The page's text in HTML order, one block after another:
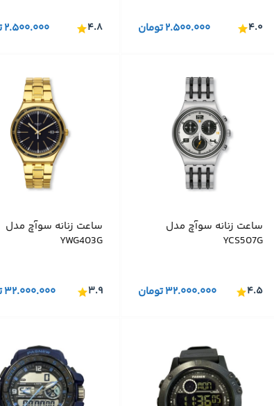
۲.۵۰۰.۰۰۰تومان ۴.۰ ۲.۵۰۰.۰۰۰ ۴.۸
ساعت زنانه سوآچ مدل
YCS507G
۳۲.۰۰۰.۰۰۰تومان ۴.۵
ساعت زنانه سوآچ مدل
YWG403G
۳۲.۰۰۰.۰۰۰ ۳.۹